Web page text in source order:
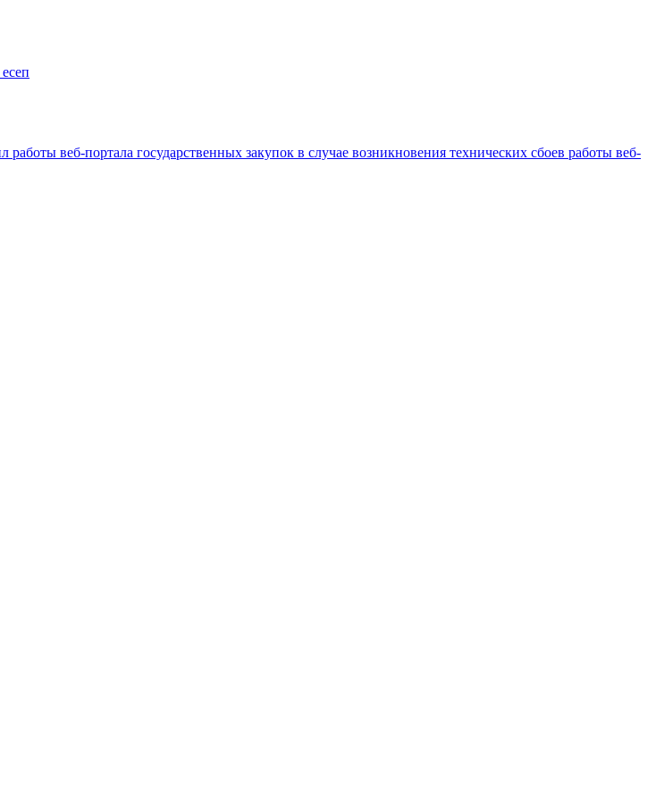
веб-портала государственных закупок в случае возникновения технических сбоев работы веб-